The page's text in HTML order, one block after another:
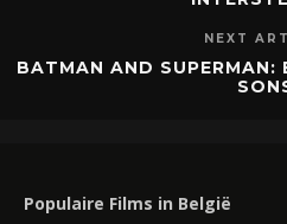
NEXT
BATMAN AND SUPERMAN:
Populaire Films in België